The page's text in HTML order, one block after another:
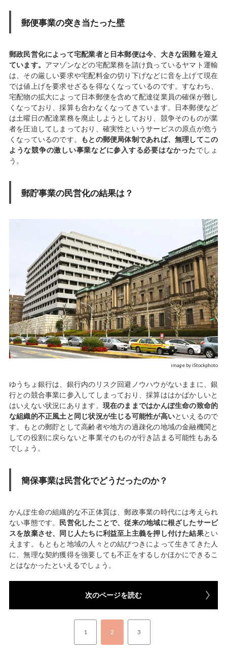
郵便事業の突き当たった壁
郵政民営化によって宅配業者と日本郵便は今、大きな困難を迎え
ています。 アマゾンなどの宅配業務を請け負っているヤマト運輸
は、その厳しい要求や宅配料金の切り下げなどに音を上げて現在
では値上げを要求せざるを得なくなっているのです。すなわち、
宅配物の拡大によって日本郵便を含めて配達従業員の確保が難し
くなっており、採算も合わなくなってきています。日本郵便など
は土曜日の配達業務を廃止しようとしており、競争そのものが業
者を圧迫してしまっており、確実性というサービスの原点が危う
くなっているのです。
もとの郵便局体制であれば、無理してこの
ような競争の激しい事業などに参入する必要はなかったでしょ
う。
郵貯事業の民営化の結果は？
image by iStockphoto
ゆうちょ銀行は、銀行内のリスク回避ノウハウがないままに、銀
行との競合事業に参入してしまっており、採算ははかばかしいと
はいえない状況にあります。 現在のままではかんぽ生命の致命的
な組織的不正風土と同じ状況が生じる可能性が高いといえるので
す。もとの郵貯として高齢者や地方の過疎化の地域の金融機関と
しての役割に戻らないと事業そのものが行き詰まる可能性もある
でしょう。
簡保事業は民営化でどうだったのか？
かんぽ生命の組織的な不正体質は、郵政事業の時代には考えられ
ない事態です。 民営化したことで、従来の地域に根ざしたサービ
スを放棄させ、同じ人たちに利益至上主義を押し付けた結果とい
えます。もともと地域の人々との結びつきによって生きてきた人
に、無理な契約獲得を強要しても不正をするしかほかにできるこ
とはなかったといえるでしょう。
次のページを読む
1 2 3